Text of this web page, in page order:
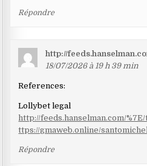
Répondre
http://
18/07/2026 à 19 h 39 min
References:
Lollybet legal
http://feeds.hanselman.com/
ttps://gmaweb.online/
Répondre